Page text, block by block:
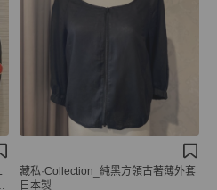
藏私·Collection_純黑方領古著薄外套
日本製